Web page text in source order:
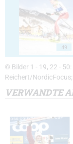
49
© Bilder 1 - 19, 22 -
Reichert/NordicFocus;
VERWANDTE